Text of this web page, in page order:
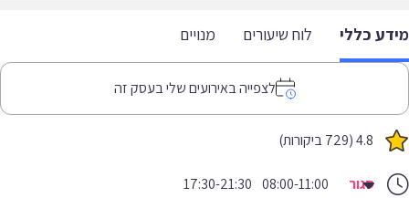
כללי לוח שיעורים מנויים
לצפייה באירועים שלי בעסק זה
4.8 (729 ביקורות)
סגור 08:00-11:00
17:30-21:30